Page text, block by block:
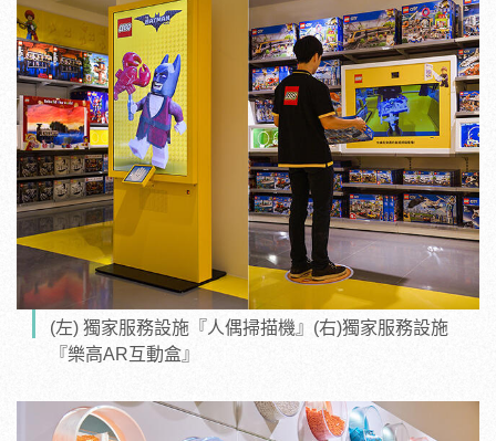
(左) 獨家服務設施『人偶掃描機』(右)獨家服務設施
『樂高AR互動盒』